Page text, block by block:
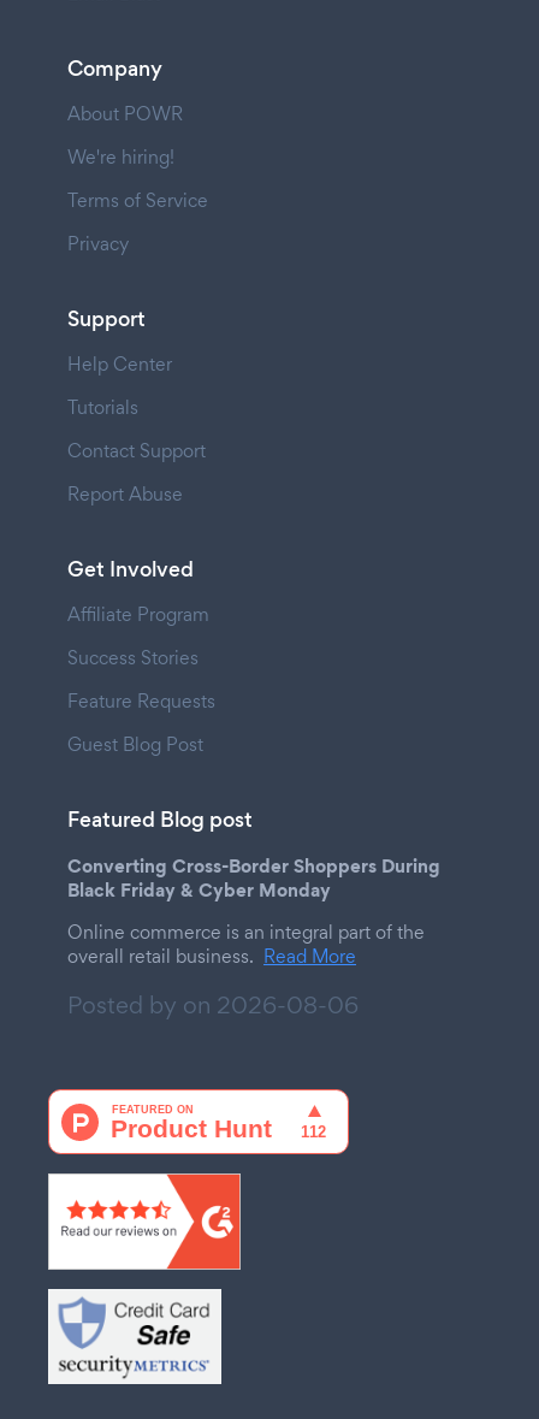
Company
About POWR
We're hiring!
Terms of Service
Privacy
Support
Help Center
Tutorials
Contact Support
Report Abuse
Get Involved
Affiliate Program
Success Stories
Feature Requests
Guest Blog Post
Featured Blog post
Converting Cross-Border Shoppers During
Black Friday & Cyber Monday
Online commerce is an integral part of the
overall retail business. Read More
Posted by on 2026-08-06